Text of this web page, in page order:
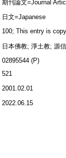
期刊論文=Journal
日文=Japanese
100; This entry is
日本佛教; 淨土教; 源
02895544 (P)
521
2001.02.01
2022.06.15